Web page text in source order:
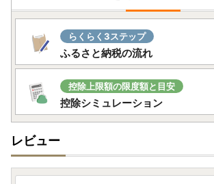
らくらく3ステップ
ふるさと納税の流れ
控除上限額の限度額と目安
控除シミュレーション
レビュー